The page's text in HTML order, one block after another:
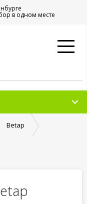
в одном месте
Betap